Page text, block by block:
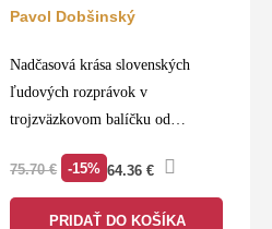
Pavol Dobšinský
Nadčasová krása slovenských
ľudových rozprávok v
trojzväzkovom balíčku od
rozprávkovej tradície.
Pavol Dobšinský je
75.70€ -15% 64.36 €
PRIDAŤ DO KOŠÍKA